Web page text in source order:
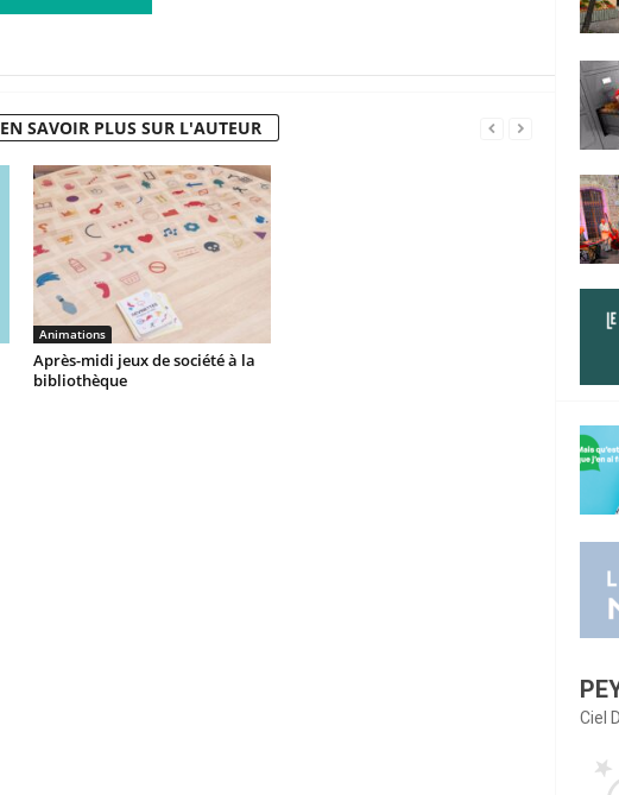
EN SAVOIR PLUS SUR L'AUTEUR
Animations
Après-midi jeux de société à la
bibliothèque
Ciel